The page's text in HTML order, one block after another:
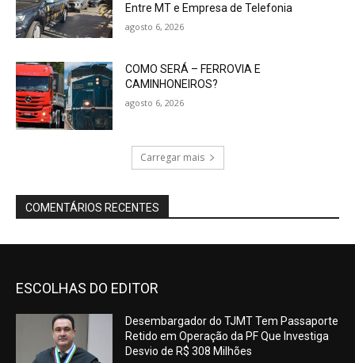
Entre MT e Empresa de Telefonia
agosto 6, 2026
COMO SERÁ – FERROVIA E
CAMINHONEIROS?
agosto 6, 2026
Carregar mais
COMENTÁRIOS RECENTES
ESCOLHAS DO EDITOR
Desembargador do TJMT Tem Passaporte
Retido em Operação da PF Que Investiga
Desvio de R$ 308 Milhões